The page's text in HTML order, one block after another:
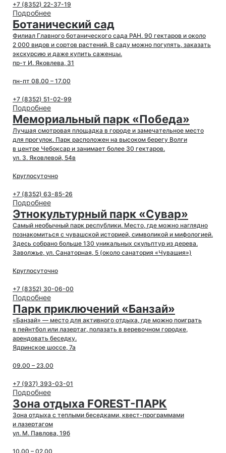
+7 (8352) 22-37-19
Подробнее
Ботанический сад
Филиал Главного ботанического сада РАН. 90 гектаров и около
2 000 видов и сортов растений. В саду можно погулять, заказать
экскурсию и даже купить саженцы.
пр-т И. Яковлева, 31
пн-пт 08.00 – 17.00
+7 (8352) 51-02-99
Подробнее
Мемориальный парк «Победа»
Лучшая смотровая площадка в городе и замечательное место
для прогулок. Парк расположен на высоком берегу Волги
в центре Чебоксар и занимает более 30 гектаров.
ул. З. Яковлевой, 54в
Круглосуточно
+7 (8352) 63-85-26
Подробнее
Этнокультурный парк «Сувар»
Самый необычный парк республики. Место, где можно наглядно
познакомиться с чувашской историей, символикой и мифологией.
Здесь собрано больше 130 уникальных скульптур из дерева.
Заволжье, ул. Санаторная, 5 (около санатория «Чувашия»)
Круглосуточно
+7 (8352) 30-06-00
Подробнее
Парк приключений «Банзай»
«Банзай» — место для активного отдыха, где можно поиграть
в пейнтбол или лазертаг, полазать в веревочном городке,
арендовать беседку.
Ядринское шоссе, 7а
09.00 – 23.00
+7 (937) 393-03-01
Подробнее
Зона отдыха FOREST-ПАРК
Зона отдыха с теплыми беседками, квест-программами
и лазертагом
ул. М. Павлова, 19б
10.00 – 02.00